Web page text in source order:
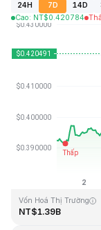
24H 7D 14D
Cao: NT$0.420784
Cập Nhật Lần Cuối:
Vốn Hoá Thị Trường
NT$1.39B